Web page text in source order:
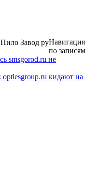
Завод руНавигация
по записям
smsgorod.ru не
optlesgroup.ru кидают на